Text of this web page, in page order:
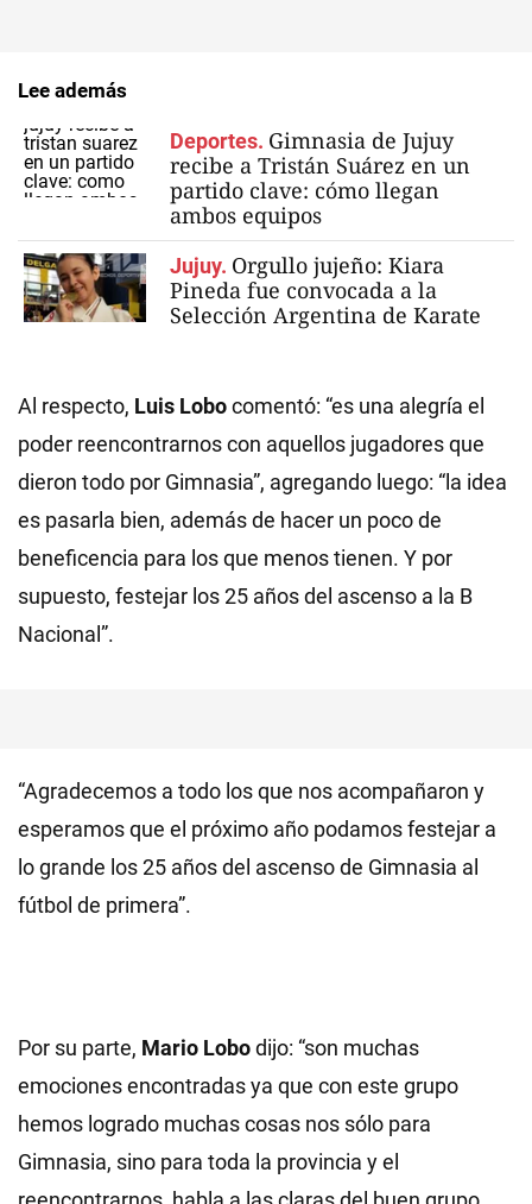
Lee además
Deportes. Gimnasia de Jujuy
recibe a Tristán Suárez en un
partido clave: cómo llegan
ambos equipos
Jujuy. Orgullo jujeño: Kiara
Pineda fue convocada a la
Selección Argentina de Karate
Al respecto, Luis Lobocomentó: “es una alegría el
poder reencontrarnos con aquellos jugadores que
dieron todo por Gimnasia”, agregando luego: “la idea
es pasarla bien, además de hacer un poco de
beneficencia para los que menos tienen. Y por
supuesto, festejar los 25 años del ascenso a la B
Nacional”.
“Agradecemos a todo los que nos acompañaron y
esperamos que el próximo año podamos festejar a
lo grande los 25 años del ascenso de Gimnasia al
fútbol de primera”.
Por su parte, Mario Lobodijo: “son muchas
emociones encontradas ya que con este grupo
hemos logrado muchas cosas nos sólo para
Gimnasia, sino para toda la provincia y el